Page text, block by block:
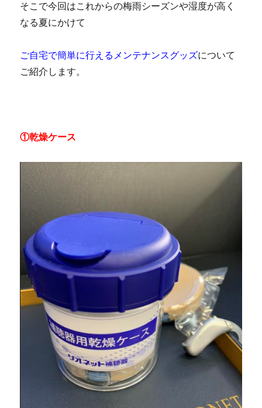
そこで今回はこれからの梅雨シーズンや湿度が高く
なる夏にかけて
ご自宅で簡単に行えるメンテナンスグッズについて
ご紹介します。
①乾燥ケース